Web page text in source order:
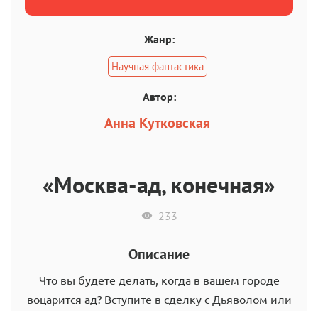
Жанр:
Научная фантастика
Автор:
Анна Кутковская
«Москва-ад, конечная»
233
Описание
Что вы будете делать, когда в вашем городе
воцарится ад? Вступите в сделку с Дьяволом или